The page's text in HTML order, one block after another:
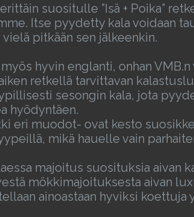
suositulle ”Isä + Poika”
Itse pyydetty kala voidaan
pitkään sen jälkeenkin.
hyvin englanti, onhan
retkellä tarvittavan
sesongin kala, jota
hyödyntäen.
eri muodot- ovat kesto
mikä hauelle vain
majoitus suosituksia aivan
mökkimajoituksesta aivan
ainoastaan hyviksi